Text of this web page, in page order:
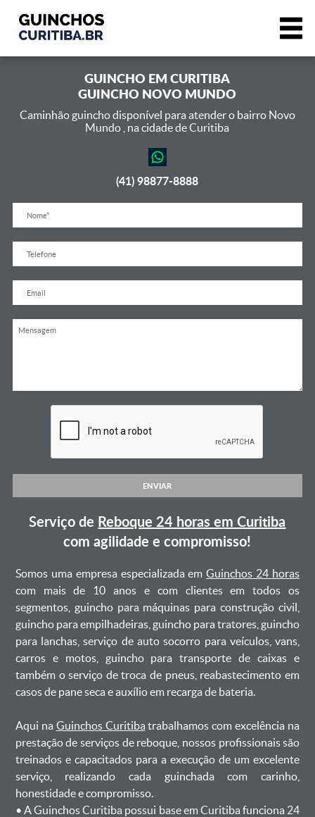
GUINCHO EMCURITIBA
GUINCHO NOVO MUNDO
Caminhão guincho disponível para atender o bairro Novo
Mundo , na cidade de Curitiba
(41) 98877-8888
ENVIAR
Serviço de Reboque 24 horas em Curitiba
com agilidade e compromisso!
Somos uma empresa especializada emGuinchos 24 horas
com mais de 10 anos e com clientes em todos os
segmentos, guincho para máquinas para construção civil,
guincho para empilhadeiras, guincho para tratores, guincho
para lanchas, serviço de auto socorro para veículos, vans,
carros e motos, guincho para transporte de caixas e
também o serviço de troca de pneus, reabastecimento em
casos de pane seca e auxílio em recarga de bateria. ㅤㅤ
Aqui na Guinchos Curitiba trabalhamos com excelência na
prestação de serviços de reboque, nossos profissionais são
treinados e capacitados para a execução de um excelente
serviço, realizando cada guinchada com carinho,
honestidade e compromisso.
ㅤㅤ• A Guinchos Curitiba possui base em Curitiba funciona 24